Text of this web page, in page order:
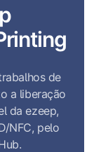
de
a liberação
da ezeep,
NFC, pelo